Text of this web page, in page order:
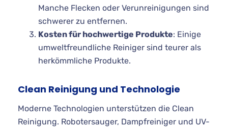
Manche Flecken oder Verunreinigungen sind
schwerer zu entfernen.
Kosten für hochwertige Produkte: Einige
umweltfreundliche Reiniger sind teurer als
herkömmliche Produkte.
Clean Reinigung und Technologie
Moderne Technologien unterstützen die Clean
Reinigung. Robotersauger, Dampfreiniger und UV-